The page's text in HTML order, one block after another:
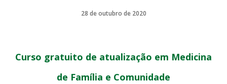
28 de outubro de 2020
Curso gratuito de atualização em Medicina
de Família e Comunidade